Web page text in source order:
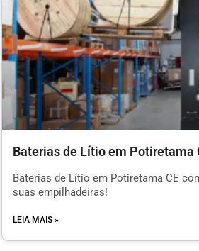
Baterias de Lítio em Potiretama
Baterias de Lítio em Potiretama CE
suas empilhadeiras!
LEIA MAIS »